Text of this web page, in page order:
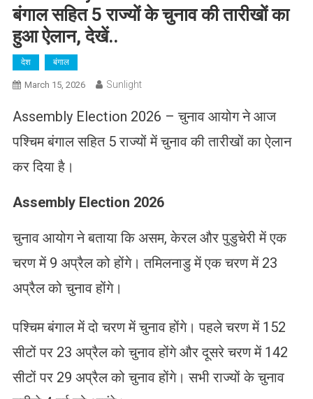
बंगाल सहित 5 राज्यों के चुनाव की तारीखों का
हुआ ऐलान, देखें..
देश बंगाल
March 15, 2026 Sunlight
Assembly Election 2026 – चुनाव आयोग ने आज
पश्चिम बंगाल सहित 5 राज्यों में चुनाव की तारीखों का ऐलान
कर दिया है।
Assembly Election 2026
चुनाव आयोग ने बताया कि असम, केरल और पुडुचेरी में एक
चरण में 9 अप्रैल को होंगे। तमिलनाडु में एक चरण में 23
अप्रैल को चुनाव होंगे।
पश्चिम बंगाल में दो चरण में चुनाव होंगे। पहले चरण में 152
सीटों पर 23 अप्रैल को चुनाव होंगे और दूसरे चरण में 142
सीटों पर 29 अप्रैल को चुनाव होंगे। सभी राज्यों के चुनाव